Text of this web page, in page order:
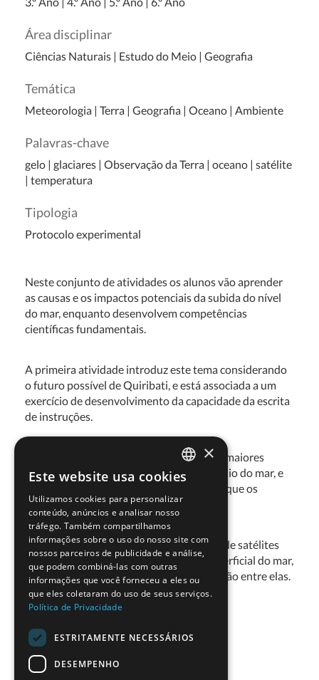
Área disciplinar
Ciências Naturais | Estudo do Meio | Geografia
Temática
Meteorologia | Terra | Geografia | Oceano | Ambiente
Palavras-chave
gelo | glaciares | Observação da Terra | oceano | satélite
| temperatura
Tipologia
Protocolo experimental
Neste conjunto de atividades os alunos vão aprender
as causas e os impactos potenciais da subida do nível
do mar, enquanto desenvolvem competências
científicas fundamentais.
A primeira atividade introduz este tema considerando
o futuro possível de Quiribati, e está associada a um
exercício de desenvolvimento da capacidade da escrita
de instruções.
As atividades práticas exploram dois dos maiores
contribuidores para a subida do nível médio do mar, e
dá oportunidade para debaterem como é que os
modelos são usados em ciência.
Na atividade final, os alunos usam dados de satélites
reais para explorarem a temperatura superficial do mar,
alterações do nível médio do mar e a relação entre elas.
Download de Recurso
PORTUGUESE
ENGLISH
×
Este website usa cookies
Utilizamos cookies para personalizar
conteúdo, anúncios e analisar nosso
tráfego. Também compartilhamos
informações sobre o uso do nosso site com
nossos parceiros de publicidade e análise,
que podem combiná-las com outras
informações que você forneceu a eles ou
que eles coletaram do uso de seus serviços.
Política de Privacidade
ESTRITAMENTE NECESSÁRIOS
DESEMPENHO